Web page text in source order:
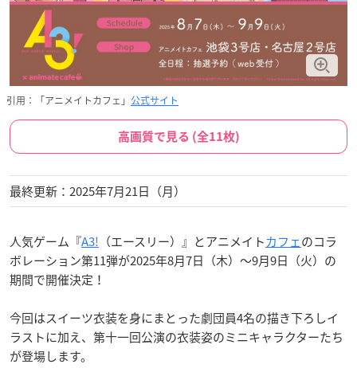
引用：「アニメイトカフェ」 公式サイト
高画質で見る (全11枚)
最終更新：2025年7月21日（月）
人気ゲーム『A3! （エースリー）』とアニメイトカフェのコラ
ボレーション第11弾が2025年8月7日（木）〜9月9日（火）の
期間で開催決定！
今回はスイーツ衣装を身にまとった劇団員4名の描き下ろしイ
ラストに加え、第十一回公演の衣装姿のミニキャラクターたち
が登場します。